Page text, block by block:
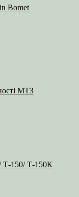
Bomet
МТЗ
Т-150/ Т-150К